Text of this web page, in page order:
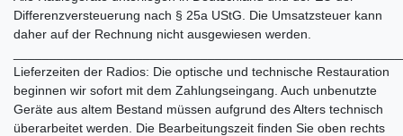
Differenzversteuerung nach § 25a UStG. Die Umsatzsteuer kann
daher auf der Rechnung nicht ausgewiesen werden.
Lieferzeiten der Radios: Die optische und technische Restauration
beginnen wir sofort mit dem Zahlungseingang. Auch unbenutzte
Geräte aus altem Bestand müssen aufgrund des Alters technisch
überarbeitet werden. Die Bearbeitungszeit finden Sie oben rechts